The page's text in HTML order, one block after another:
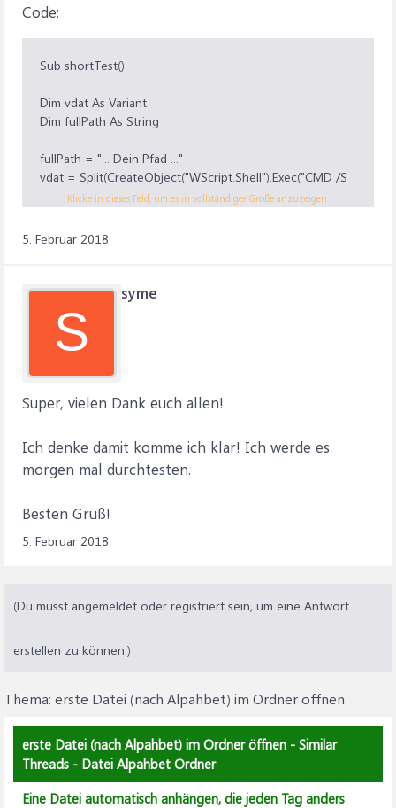
oSortList.Clear
Set oSortList = Nothing
Code:
Sub shortTest()
Dim vdat As Variant
Dim fullPath As String
fullPath = "... Dein Pfad ..."
vdat = Split(CreateObject("WScript.Shell").Exec("CMD /S
/C dir /o /b /a:-D " & fullPath & Chr(34) &
Debug.Print vdat(LBound(vdat))
Klicke in dieses Feld, um es in vollständiger Größe anzuzeigen.
5. Februar 2018
S
syme
Super, vielen Dank euch allen!
Ich denke damit komme ich klar! Ich werde es
morgen mal durchtesten.
Besten Gruß!
5. Februar 2018
(Du musst angemeldet oder registriert sein, um eine Antwort
erstellen zu können.)
Thema: erste Datei (nach Alpahbet) im Ordner öffnen
erste Datei (nach Alpahbet) im Ordner öffnen - Similar
Threads - Datei Alpahbet Ordner
Eine Datei automatisch anhängen, die jeden Tag anders